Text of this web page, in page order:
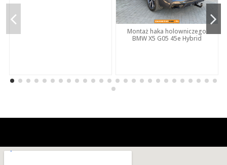
Montaż haka holowniczego
BMW X5 G05 45e Hybrid